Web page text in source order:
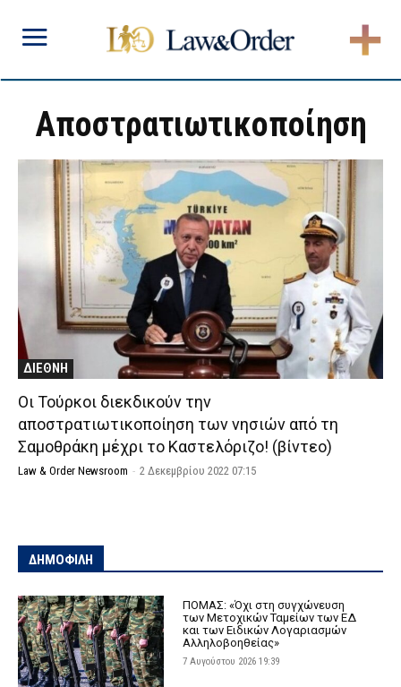
Αποστρατιωτικοποίηση
ΔΙΕΘΝΗ
Οι Τούρκοι διεκδικούν την
αποστρατιωτικοποίηση των νησιών από τη
Σαμοθράκη μέχρι το Καστελόριζο! (βίντεο)
Law & Order Newsroom - 2 Δεκεμβρίου 2022 07:15
ΔΗΜΟΦΙΛΗ
ΠΟΜΑΣ: «Όχι στη συγχώνευση
των Μετοχικών Ταμείων των ΕΔ
και των Ειδικών Λογαριασμών
Αλληλοβοηθείας»
7 Αυγούστου 2026 19:39